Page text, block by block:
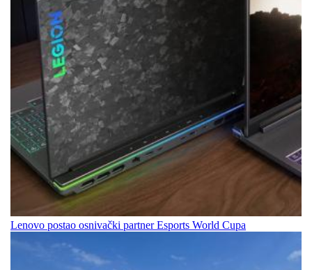
Lenovo postao osnivački partner Esports World Cupa